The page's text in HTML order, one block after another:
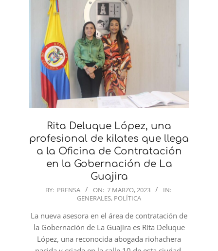
Rita Deluque López, una
profesional de kilates que llega
a la Oficina de Contratación
en la Gobernación de La
Guajira
2023-
07
BY: PRENSA ON: 7 MARZO, 2023
IN:
GENERALES, POLÍTICA
La nueva asesora en el área de contratación de
la Gobernación de La Guajira es Rita Deluque
López, una reconocida abogada riohachera